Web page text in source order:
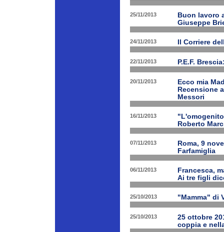
25/11/2013
Buon lavoro
Giuseppe
24/11/2013 Il Corriere
22/11/2013 P.E.F.
20/11/2013
Ecco mia
Recensione
Messori
16/11/2013
Roberto
07/11/2013
Roma, 9
Farfamiglia
06/11/2013
Francesca,
Ai tre figli
25/10/2013 "Mamma" di
25/10/2013
25 ottobre
coppia e